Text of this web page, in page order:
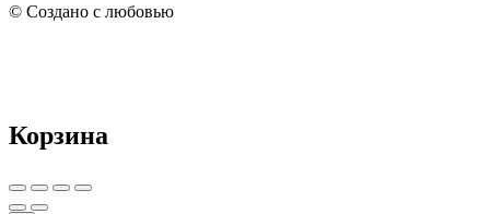
© Создано с любовью
Корзина